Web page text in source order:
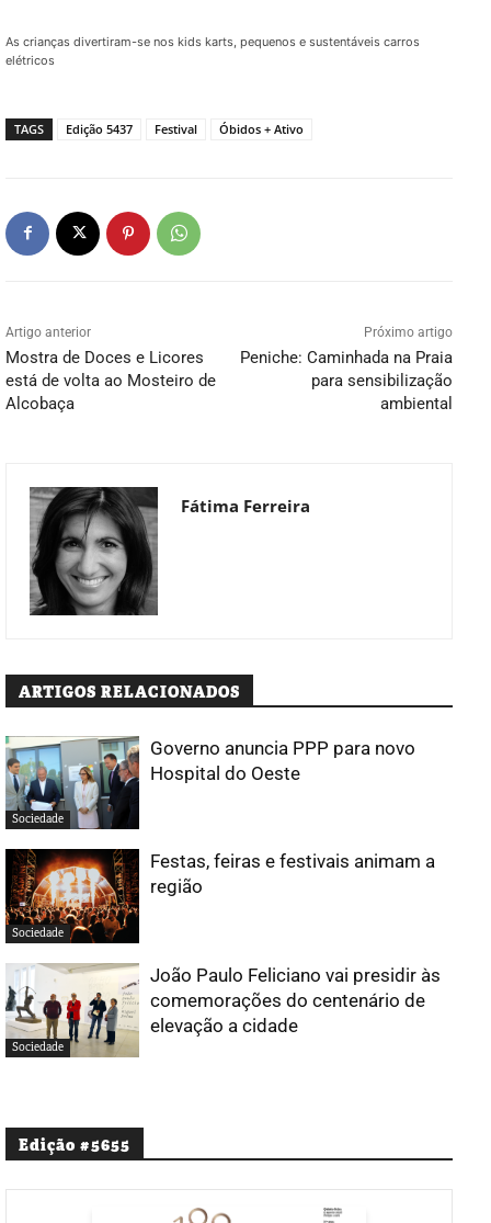
As crianças divertiram-se nos kids karts, pequenos e sustentáveis carros
elétricos
TAGS Edição 5437 Festival Óbidos + Ativo
Artigo anterior
Mostra de Doces e Licores
está de volta ao Mosteiro de
Alcobaça
Próximo artigo
Peniche: Caminhada na Praia
para sensibilização
ambiental
Fátima Ferreira
ARTIGOS RELACIONADOS
Sociedade
Governo anuncia PPP para novo
Hospital do Oeste
Sociedade
Festas, feiras e festivais animam a
região
Sociedade
João Paulo Feliciano vai presidir às
comemorações do centenário de
elevação a cidade
Edição #5655